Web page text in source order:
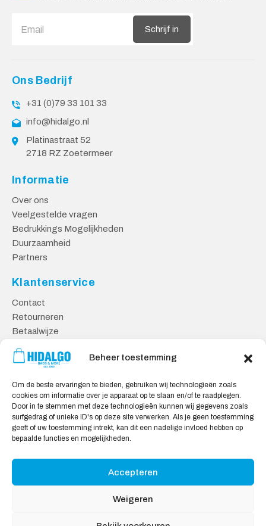
Beheer toestemming
Om de beste ervaringen te bieden, gebruiken wij technologieën zoals
cookies om informatie over je apparaat op te slaan en/of te raadplegen.
Door in te stemmen met deze technologieën kunnen wij gegevens zoals
surfgedrag of unieke ID's op deze site verwerken. Als je geen toestemming
geeft of uw toestemming intrekt, kan dit een nadelige invloed hebben op
bepaalde functies en mogelijkheden.
Accepteren
Weigeren
Schrijf in
Ons Bedrijf
+31 (0)79 33 101 33
info@hidalgo.nl
Platinastraat 52
2718 RZ Zoetermeer
Informatie
Over ons
Veelgestelde vragen
Bedrukkings Mogelijkheden
Duurzaamheid
Partners
Klantenservice
Contact
Retourneren
Betaalwijze
Veilig Shoppen
Algemene Voorwaarden
Privacy Verklaring
Cookie Verklaring
Aansprakelijkheid